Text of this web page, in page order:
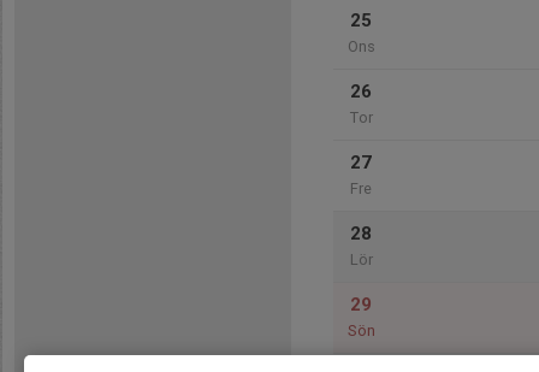
25
Ons
26
Tor
27
Fre
28
Lör
29
Sön